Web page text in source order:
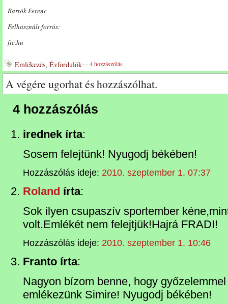
Bartók Ferenc
Felhasznált forrás:
ftc.hu
Emlékezés, Évfordulók---4 hozzászólás
A végére ugorhat és hozzászólhat.
4 hozzászólás
irednek írta:
Sosem felejtünk! Nyugodj békében!
Hozzászólás ideje: 2010. szeptember 1. 07:37
Roland írta:
Sok ilyen csupaszív sportember
volt.Emlékét nem felejtjük!Hajrá FRADI!
Hozzászólás ideje: 2010. szeptember 1. 10:46
Franto írta:
Nagyon bízom benne, hogy
emlékezünk Simire! Nyugodj békében!